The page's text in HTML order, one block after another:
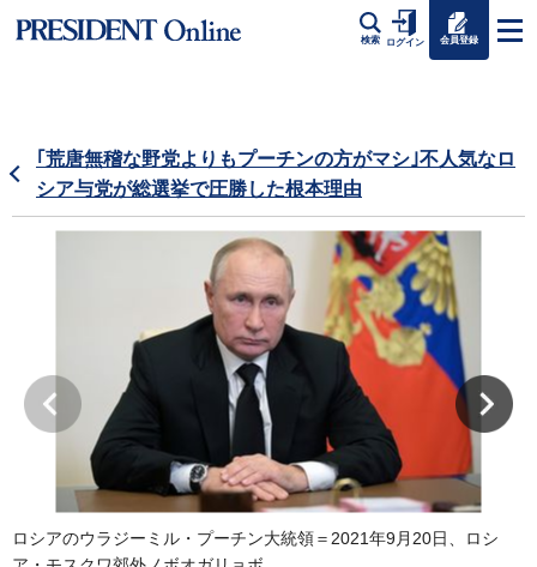
検索 ログイン 会員登録
｢荒唐無稽な野党よりもプーチンの方がマシ｣不人気なロ
シア与党が総選挙で圧勝した根本理由
ロシアのウラジーミル・プーチン大統領＝2021年9月20日、ロシ